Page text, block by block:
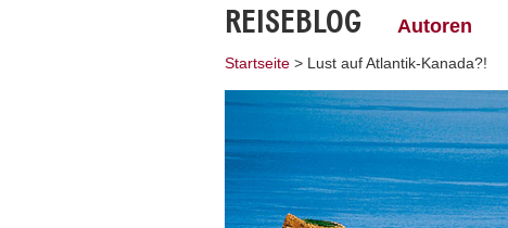
REISEBLOG Autoren
Startseite > Lust auf Atlantik-Kanada?!